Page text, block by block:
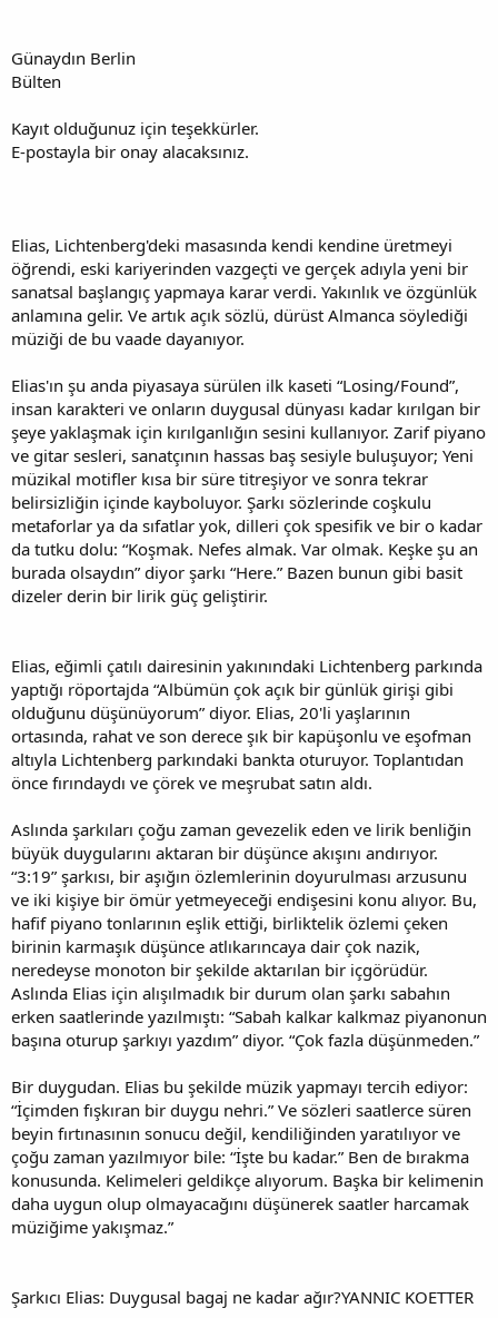
Günaydın Berlin
Bülten
Kayıt olduğunuz için teşekkürler.
E-postayla bir onay alacaksınız.
Elias, Lichtenberg'deki masasında kendi kendine üretmeyi
öğrendi, eski kariyerinden vazgeçti ve gerçek adıyla yeni bir
sanatsal başlangıç yapmaya karar verdi. Yakınlık ve özgünlük
anlamına gelir. Ve artık açık sözlü, dürüst Almanca söylediği
müziği de bu vaade dayanıyor.
Elias'ın şu anda piyasaya sürülen ilk kaseti “Losing/Found”,
insan karakteri ve onların duygusal dünyası kadar kırılgan bir
şeye yaklaşmak için kırılganlığın sesini kullanıyor. Zarif piyano
ve gitar sesleri, sanatçının hassas baş sesiyle buluşuyor; Yeni
müzikal motifler kısa bir süre titreşiyor ve sonra tekrar
belirsizliğin içinde kayboluyor. Şarkı sözlerinde coşkulu
metaforlar ya da sıfatlar yok, dilleri çok spesifik ve bir o kadar
da tutku dolu: “Koşmak. Nefes almak. Var olmak. Keşke şu an
burada olsaydın” diyor şarkı “Here.” Bazen bunun gibi basit
dizeler derin bir lirik güç geliştirir.
Elias, eğimli çatılı dairesinin yakınındaki Lichtenberg parkında
yaptığı röportajda “Albümün çok açık bir günlük girişi gibi
olduğunu düşünüyorum” diyor. Elias, 20'li yaşlarının
ortasında, rahat ve son derece şık bir kapüşonlu ve eşofman
altıyla Lichtenberg parkındaki bankta oturuyor. Toplantıdan
önce fırındaydı ve çörek ve meşrubat satın aldı.
Aslında şarkıları çoğu zaman gevezelik eden ve lirik benliğin
büyük duygularını aktaran bir düşünce akışını andırıyor.
“3:19” şarkısı, bir aşığın özlemlerinin doyurulması arzusunu
ve iki kişiye bir ömür yetmeyeceği endişesini konu alıyor. Bu,
hafif piyano tonlarının eşlik ettiği, birliktelik özlemi çeken
birinin karmaşık düşünce atlıkarıncaya dair çok nazik,
neredeyse monoton bir şekilde aktarılan bir içgörüdür.
Aslında Elias için alışılmadık bir durum olan şarkı sabahın
erken saatlerinde yazılmıştı: “Sabah kalkar kalkmaz piyanonun
başına oturup şarkıyı yazdım” diyor. “Çok fazla düşünmeden.”
Bir duygudan. Elias bu şekilde müzik yapmayı tercih ediyor:
“İçimden fışkıran bir duygu nehri.” Ve sözleri saatlerce süren
beyin fırtınasının sonucu değil, kendiliğinden yaratılıyor ve
çoğu zaman yazılmıyor bile: “İşte bu kadar.” Ben de bırakma
konusunda. Kelimeleri geldikçe alıyorum. Başka bir kelimenin
daha uygun olup olmayacağını düşünerek saatler harcamak
müziğime yakışmaz.”
Şarkıcı Elias: Duygusal bagaj ne kadar ağır?YANNIC KOETTER